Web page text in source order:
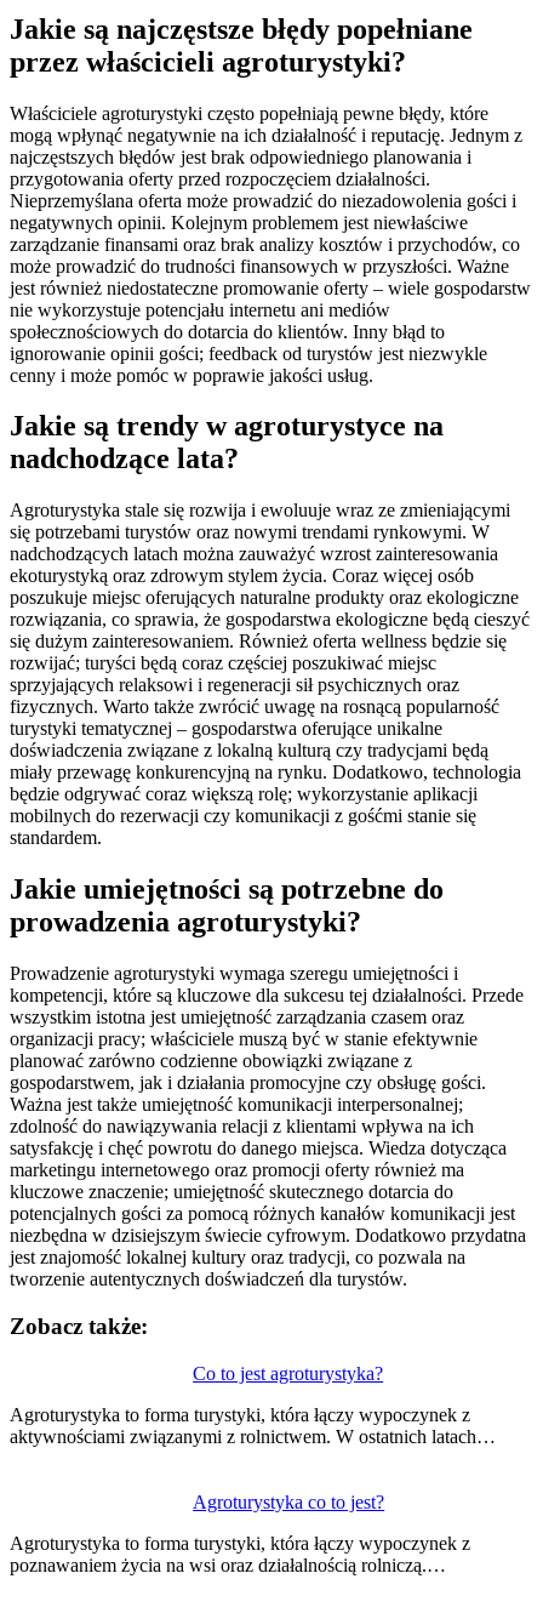
Jakie są najczęstsze błędy popełniane
przez właścicieli agroturystyki?
Właściciele agroturystyki często popełniają pewne błędy, które
mogą wpłynąć negatywnie na ich działalność i reputację. Jednym z
najczęstszych błędów jest brak odpowiedniego planowania i
przygotowania oferty przed rozpoczęciem działalności.
Nieprzemyślana oferta może prowadzić do niezadowolenia gości i
negatywnych opinii. Kolejnym problemem jest niewłaściwe
zarządzanie finansami oraz brak analizy kosztów i przychodów, co
może prowadzić do trudności finansowych w przyszłości. Ważne
jest również niedostateczne promowanie oferty – wiele gospodarstw
nie wykorzystuje potencjału internetu ani mediów
społecznościowych do dotarcia do klientów. Inny błąd to
ignorowanie opinii gości; feedback od turystów jest niezwykle
cenny i może pomóc w poprawie jakości usług.
Jakie są trendy w agroturystyce na
nadchodzące lata?
Agroturystyka stale się rozwija i ewoluuje wraz ze zmieniającymi
się potrzebami turystów oraz nowymi trendami rynkowymi. W
nadchodzących latach można zauważyć wzrost zainteresowania
ekoturystyką oraz zdrowym stylem życia. Coraz więcej osób
poszukuje miejsc oferujących naturalne produkty oraz ekologiczne
rozwiązania, co sprawia, że gospodarstwa ekologiczne będą cieszyć
się dużym zainteresowaniem. Również oferta wellness będzie się
rozwijać; turyści będą coraz częściej poszukiwać miejsc
sprzyjających relaksowi i regeneracji sił psychicznych oraz
fizycznych. Warto także zwrócić uwagę na rosnącą popularność
turystyki tematycznej – gospodarstwa oferujące unikalne
doświadczenia związane z lokalną kulturą czy tradycjami będą
miały przewagę konkurencyjną na rynku. Dodatkowo, technologia
będzie odgrywać coraz większą rolę; wykorzystanie aplikacji
mobilnych do rezerwacji czy komunikacji z gośćmi stanie się
standardem.
Jakie umiejętności są potrzebne do
prowadzenia agroturystyki?
Prowadzenie agroturystyki wymaga szeregu umiejętności i
kompetencji, które są kluczowe dla sukcesu tej działalności. Przede
wszystkim istotna jest umiejętność zarządzania czasem oraz
organizacji pracy; właściciele muszą być w stanie efektywnie
planować zarówno codzienne obowiązki związane z
gospodarstwem, jak i działania promocyjne czy obsługę gości.
Ważna jest także umiejętność komunikacji interpersonalnej;
zdolność do nawiązywania relacji z klientami wpływa na ich
satysfakcję i chęć powrotu do danego miejsca. Wiedza dotycząca
marketingu internetowego oraz promocji oferty również ma
kluczowe znaczenie; umiejętność skutecznego dotarcia do
potencjalnych gości za pomocą różnych kanałów komunikacji jest
niezbędna w dzisiejszym świecie cyfrowym. Dodatkowo przydatna
jest znajomość lokalnej kultury oraz tradycji, co pozwala na
tworzenie autentycznych doświadczeń dla turystów.
Zobacz także:
Co to jest agroturystyka?
Agroturystyka to forma turystyki, która łączy wypoczynek z
aktywnościami związanymi z rolnictwem. W ostatnich latach…
Agroturystyka co to jest?
Agroturystyka to forma turystyki, która łączy wypoczynek z
poznawaniem życia na wsi oraz działalnością rolniczą.…
wpisu